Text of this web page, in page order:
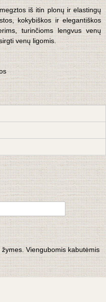
iš itin plonų ir elastingų
kokybiškos ir elegantiškos
turinčioms lengvus venų
venų ligomis.
Viengubomis kabutėmis